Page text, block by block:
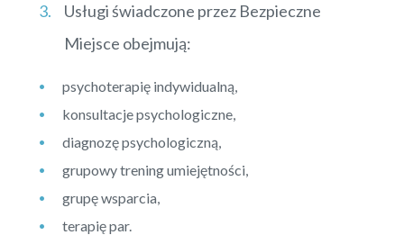
Usługi świadczone przez Bezpieczne
Miejsce obejmują:
psychoterapię indywidualną,
konsultacje psychologiczne,
diagnozę psychologiczną,
grupowy trening umiejętności,
grupę wsparcia,
terapię par.